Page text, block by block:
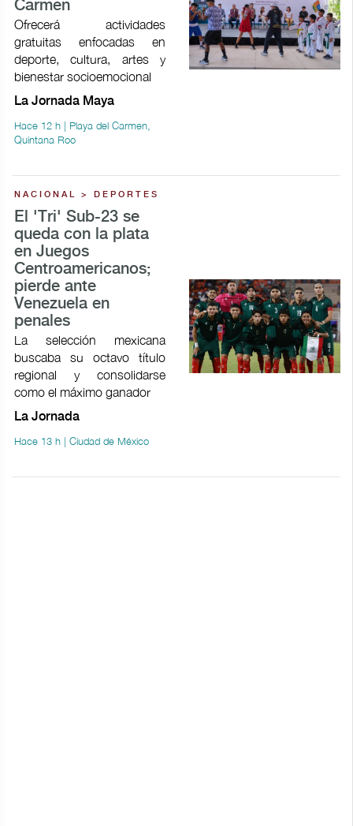
Carmen
Ofrecerá actividades
gratuitas enfocadas en
deporte, cultura, artes y
bienestar socioemocional
La Jornada Maya
Hace 12 h | Playa del Carmen,
Quintana Roo
NACIONAL > DEPORTES
El 'Tri' Sub-23 se
queda con la plata
en Juegos
Centroamericanos;
pierde ante
Venezuela en
penales
La selección mexicana
buscaba su octavo título
regional y consolidarse
como el máximo ganador
La Jornada
Hace 13 h | Ciudad de México